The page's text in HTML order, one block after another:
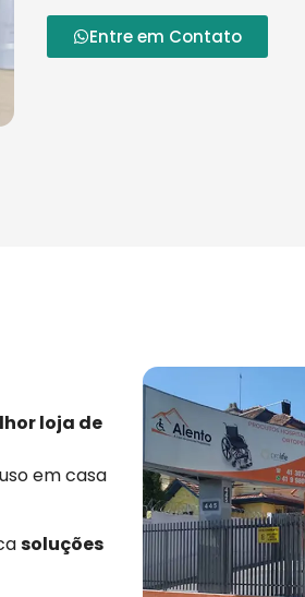
Entre em Contato
loja de
em casa
soluções